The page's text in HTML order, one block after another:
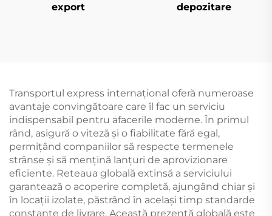
export
depozitare
Transportul express internațional oferă numeroase
avantaje convingătoare care îl fac un serviciu
indispensabil pentru afacerile moderne. În primul
rând, asigură o viteză și o fiabilitate fără egal,
permițând companiilor să respecte termenele
strânse și să mențină lanțuri de aprovizionare
eficiente. Reteaua globală extinsă a serviciului
garantează o acoperire completă, ajungând chiar și
în locații izolate, păstrând în același timp standarde
constante de livrare. Această prezență globală este